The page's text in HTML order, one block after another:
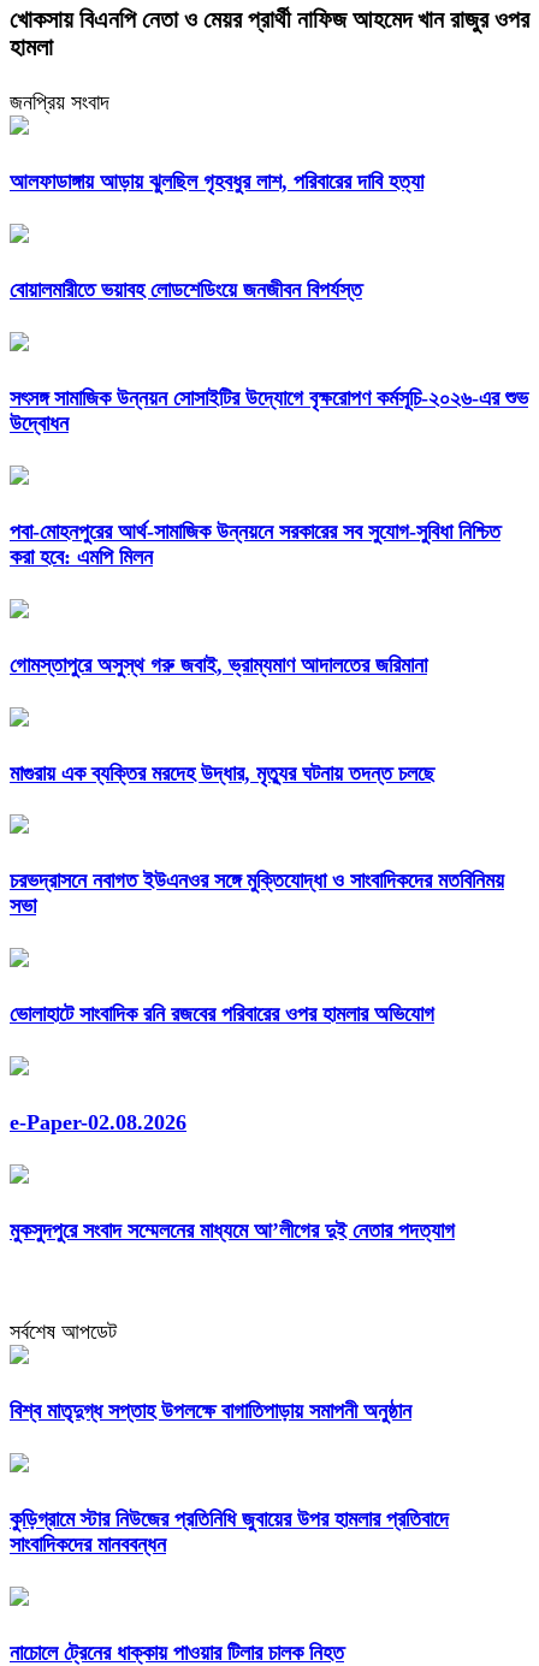
খোকসায় বিএনপি নেতা ও মেয়র প্রার্থী নাফিজ আহমেদ খান রাজুর ওপর
হামলা
জনপ্রিয় সংবাদ
আলফাডাঙ্গায় আড়ায় ঝুলছিল গৃহবধুর লাশ, পরিবারের দাবি হত্যা
বোয়ালমারীতে ভয়াবহ লোডশেডিংয়ে জনজীবন বিপর্যস্ত
সৎসঙ্গ সামাজিক উন্নয়ন সোসাইটির উদ্যোগে বৃক্ষরোপণ কর্মসূচি-২০২৬-এর শুভ
উদ্বোধন
পবা-মোহনপুরের আর্থ-সামাজিক উন্নয়নে সরকারের সব সুযোগ-সুবিধা নিশ্চিত
করা হবে: এমপি মিলন
গোমস্তাপুরে অসুস্থ গরু জবাই, ভ্রাম্যমাণ আদালতের জরিমানা
মাগুরায় এক ব্যক্তির মরদেহ উদ্ধার, মৃত্যুর ঘটনায় তদন্ত চলছে
চরভদ্রাসনে নবাগত ইউএনওর সঙ্গে মুক্তিযোদ্ধা ও সাংবাদিকদের মতবিনিময়
সভা
ভোলাহাটে সাংবাদিক রনি রজবের পরিবারের ওপর হামলার অভিযোগ
e-Paper-02.08.2026
মুকসুদপুরে সংবাদ সম্মেলনের মাধ্যমে আ’লীগের দুই নেতার পদত্যাগ
সর্বশেষ আপডেট
বিশ্ব মাতৃদুগ্ধ সপ্তাহ উপলক্ষে বাগাতিপাড়ায় সমাপনী অনুষ্ঠান
কুড়িগ্রামে স্টার নিউজের প্রতিনিধি জুবায়ের উপর হামলার প্রতিবাদে
সাংবাদিকদের মানববন্ধন
নাচোলে ট্রেনের ধাক্কায় পাওয়ার টিলার চালক নিহত